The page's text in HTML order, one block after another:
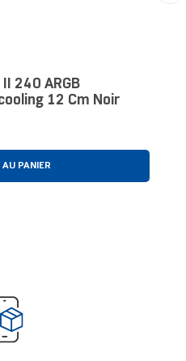
II 240 ARGB
12 Cm Noir
AU PANIER